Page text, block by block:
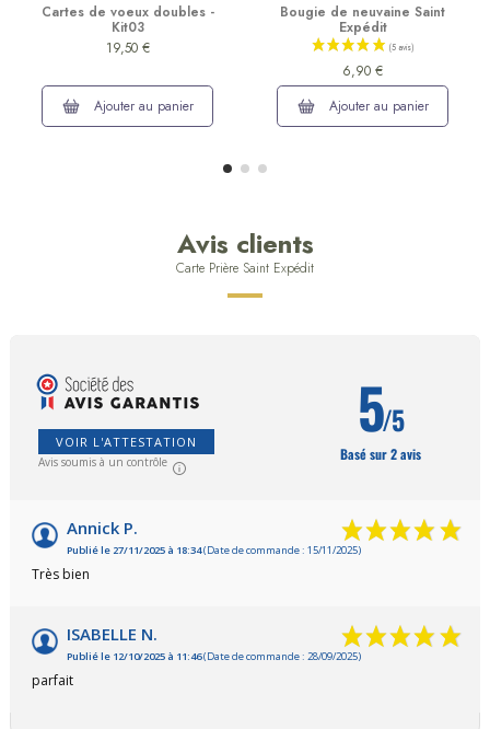
Cartes de voeux doubles -
Kit03
19,50 €
Ajouter au panier
Bougie de neuvaine Saint
Expédit
6,90 €
Ajouter au panier
Avis clients
Carte Prière Saint Expédit
VOIR L'ATTESTATION
Avis soumis à un contrôle
5/5
Basé sur 2 avis
Annick P.
Publié le 27/11/2025 à 18:34(Date de commande : 15/11/2025)
Très bien
ISABELLE N.
Publié le 12/10/2025 à 11:46(Date de commande : 28/09/2025)
parfait